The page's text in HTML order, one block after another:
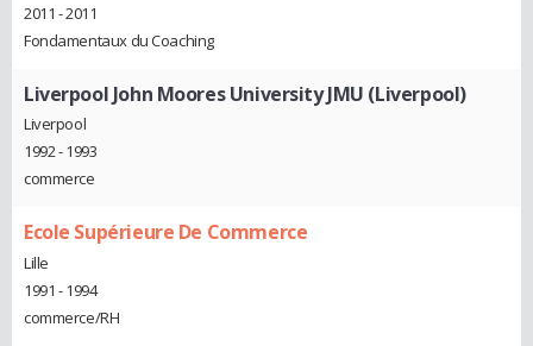
2011 - 2011
Fondamentaux du Coaching
Liverpool John Moores University JMU (Liverpool)
Liverpool
1992 - 1993
commerce
Ecole Supérieure De Commerce
Lille
1991 - 1994
commerce/RH